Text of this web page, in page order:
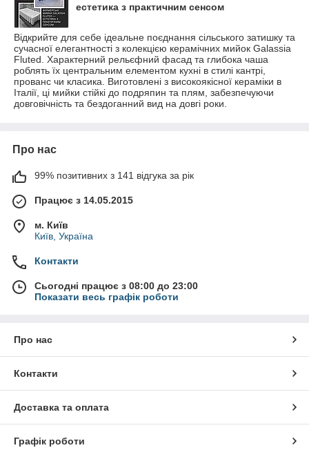
естетика з практичним сенсом
Відкрийте для себе ідеальне поєднання сільського затишку та
сучасної елегантності з колекцією керамічних мийок Galassia
Fluted. Характерний рельєфний фасад та глибока чаша
роблять їх центральним елементом кухні в стилі кантрі,
прованс чи класика. Виготовлені з високоякісної кераміки в
Італії, ці мийки стійкі до подряпин та плям, забезпечуючи
довговічність та бездоганний вид на довгі роки.
Про нас
99% позитивних з 141 відгука за рік
Працює з 14.05.2015
м. Київ
Київ, Україна
Контакти
Сьогодні працює з 08:00 до 23:00
Показати весь графік роботи
Про нас
Контакти
Доставка та оплата
Графік роботи